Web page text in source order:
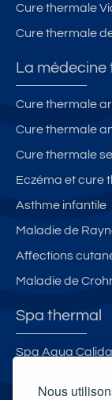
Nous
Cure thermale
Cure thermale
La médecine
Cure thermale
Cure thermale
Cure thermale
Eczéma et cure
Asthme infantile
Maladie de
Affections
Maladie de
Spa thermal
Spa Aqua Calida